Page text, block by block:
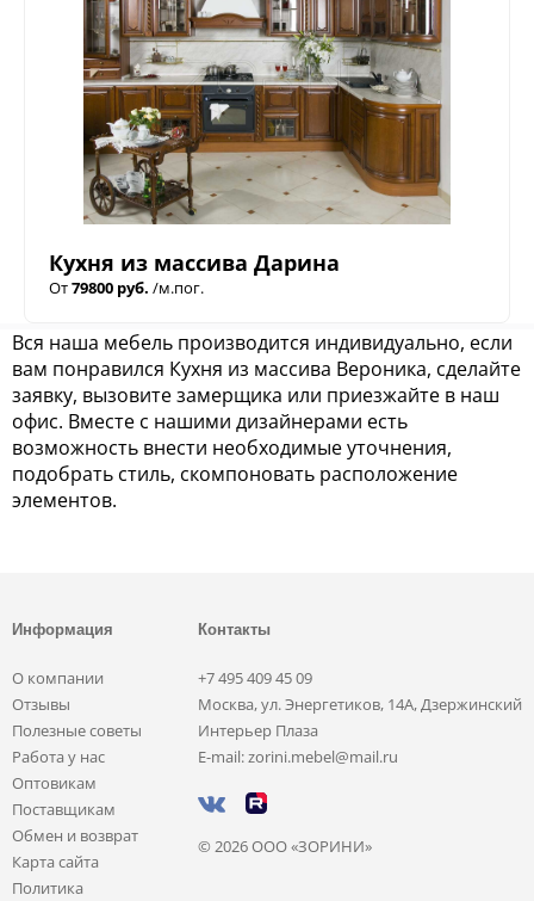
Кухня из массива Дарина
От79800 руб. /м.пог.
Вся наша мебель производится индивидуально, если
вам понравился Кухня из массива Вероника, сделайте
заявку, вызовите замерщика или приезжайте в наш
офис. Вместе с нашими дизайнерами есть
возможность внести необходимые уточнения,
подобрать стиль, скомпоновать расположение
элементов.
Информация
О компании
Отзывы
Полезные советы
Работа у нас
Оптовикам
Поставщикам
Обмен и возврат
Карта сайта
Политика
Контакты
+7 495 409 45 09
Москва, ул. Энергетиков, 14А, Дзержинский
Интерьер Плаза
E-mail: zorini.mebel@mail.ru
© 2026 ООО «ЗОРИНИ»